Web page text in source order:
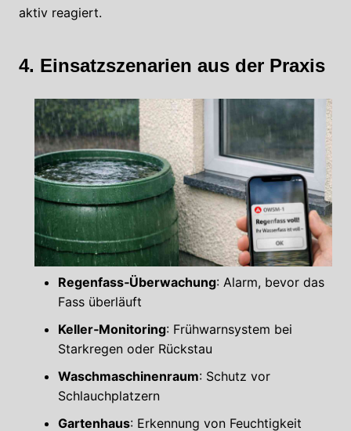
aktiv reagiert.
4. Einsatzszenarien aus der Praxis
Regenfass‑Überwachung: Alarm, bevor das
Fass überläuft
Keller‑Monitoring: Frühwarnsystem bei
Starkregen oder Rückstau
Waschmaschinenraum: Schutz vor
Schlauchplatzern
Gartenhaus: Erkennung von Feuchtigkeit